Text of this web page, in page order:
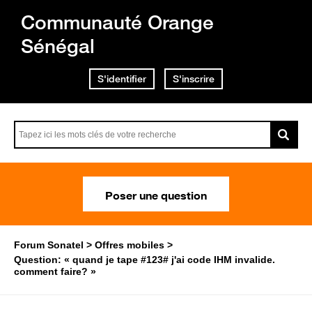
Communauté Orange
Sénégal
S'identifier S'inscrire
Poser une question
Forum Sonatel
Offres mobiles
Question: « quand je tape #123# j'ai code IHM invalide.
comment faire? »